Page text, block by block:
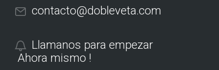
contacto@dobleveta.com
Llamanos para empezar
Ahora mismo !